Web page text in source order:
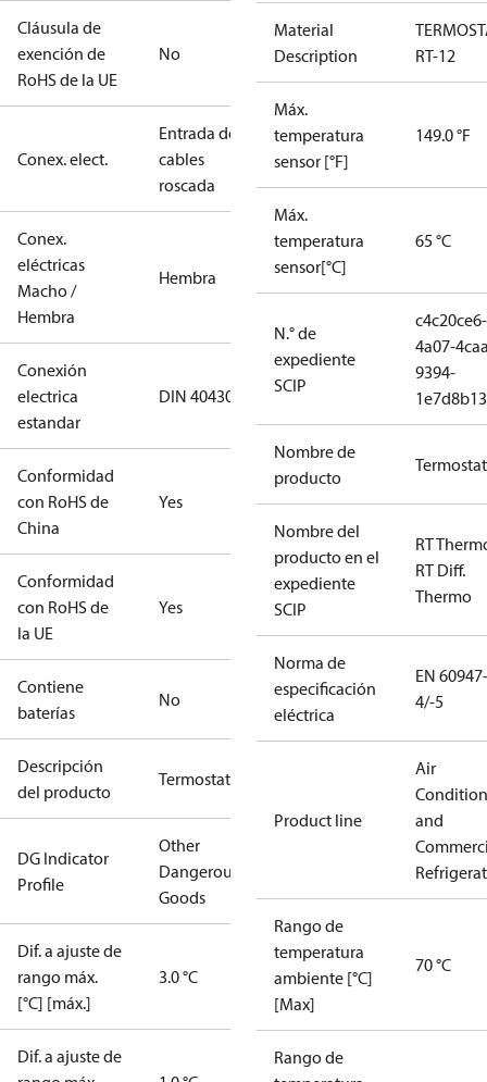
Cláusula de
exención de
RoHS de la UE
No
Conex. elect.
Entrada de
cables
roscada
Conex.
eléctricas
Macho /
Hembra
Hembra
Conexión
electrica
estandar
DIN 40430
Conformidad
con RoHS de
China
Yes
Conformidad
con RoHS de
la UE
Yes
Contiene
baterías
No
Descripción
del producto
Termostato
DG Indicator
Profile
Other
Dangerous
Goods
Dif. a ajuste de
rango máx.
[°C] [máx.]
3.0 °C
Dif. a ajuste de
Material
Description
RT-12
Máx.
temperatura
sensor [°F]
149.0 °F
Máx.
temperatura
sensor[°C]
65 °C
N.° de
expediente
SCIP
c4c20ce6-
4a07-
9394-
Nombre de
producto
Nombre del
producto en el
expediente
SCIP
RT
RT Diff.
Thermo
Norma de
especificación
eléctrica
EN 60947-
4/-5
Product line
Air
and
Rango de
temperatura
ambiente [°C]
[Max]
70 °C
Rango de